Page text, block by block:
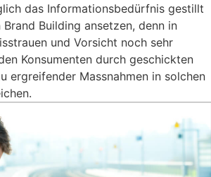
das Informationsbedürfnis gestillt
Building ansetzen, denn in
und Vorsicht noch sehr
Konsumenten durch geschickten
ergreifender Massnahmen in solchen